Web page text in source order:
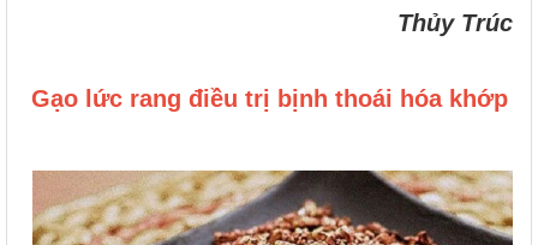
Thủy Trúc
Gạo lức rang điều trị bịnh thoái hóa khớp